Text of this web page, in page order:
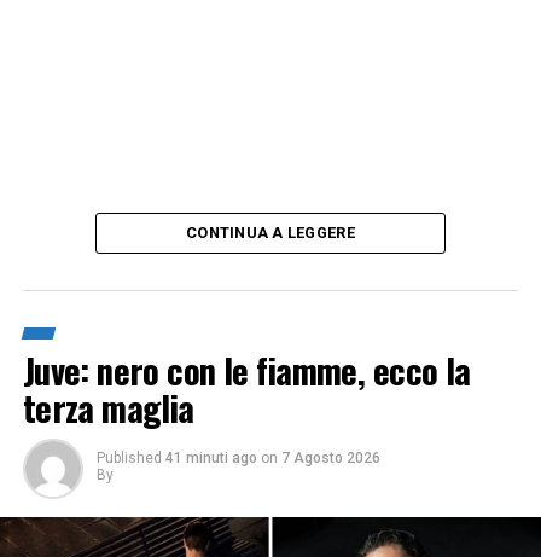
CONTINUA A LEGGERE
Juve: nero con le fiamme, ecco la
terza maglia
Published 41 minuti ago on 7 Agosto 2026
By